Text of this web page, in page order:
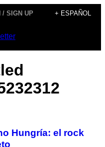
/ SIGN UP + ESPAÑOL
Hungría: el rock